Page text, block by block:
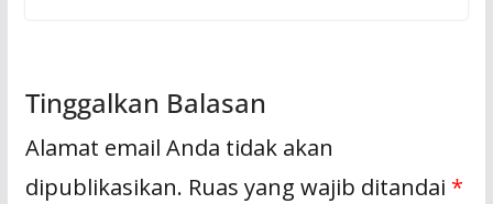
Tinggalkan Balasan
Alamat email Anda tidak akan
dipublikasikan. Ruas yang wajib ditandai *